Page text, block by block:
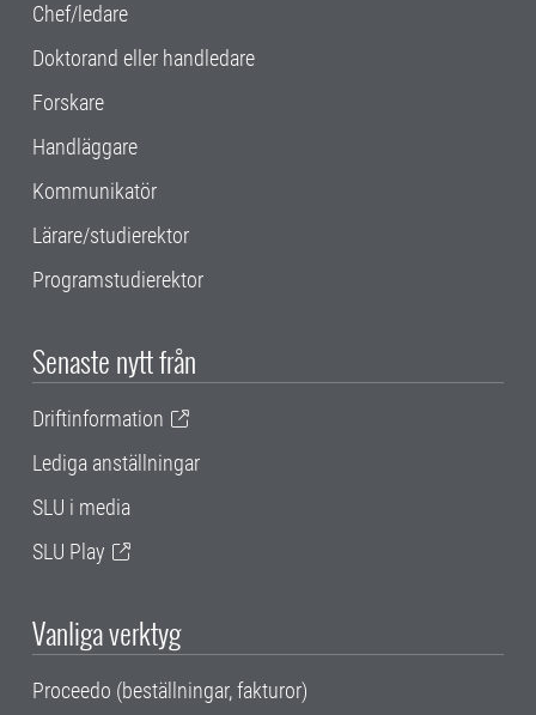
Chef/ledare
Doktorand eller handledare
Forskare
Handläggare
Kommunikatör
Lärare/studierektor
Programstudierektor
Senaste nytt från
Driftinformation
Lediga anställningar
SLU i media
SLU Play
Vanliga verktyg
Proceedo (beställningar, fakturor)